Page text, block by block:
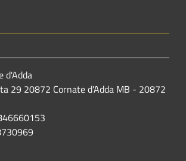
d'Adda
29 20872 Cornate d'Adda MB - 20872